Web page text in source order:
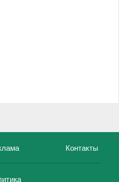
Контакты